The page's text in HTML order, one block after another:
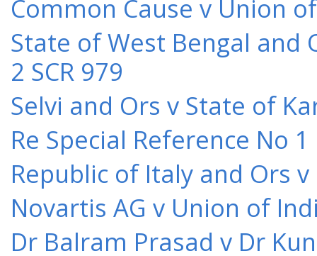
Common Cause v Union
State of West Bengal
2 SCR 979
Selvi and Ors v State of
Re Special Reference No
Republic of Italy and Ors
Novartis AG v Union of
Dr Balram Prasad v Dr